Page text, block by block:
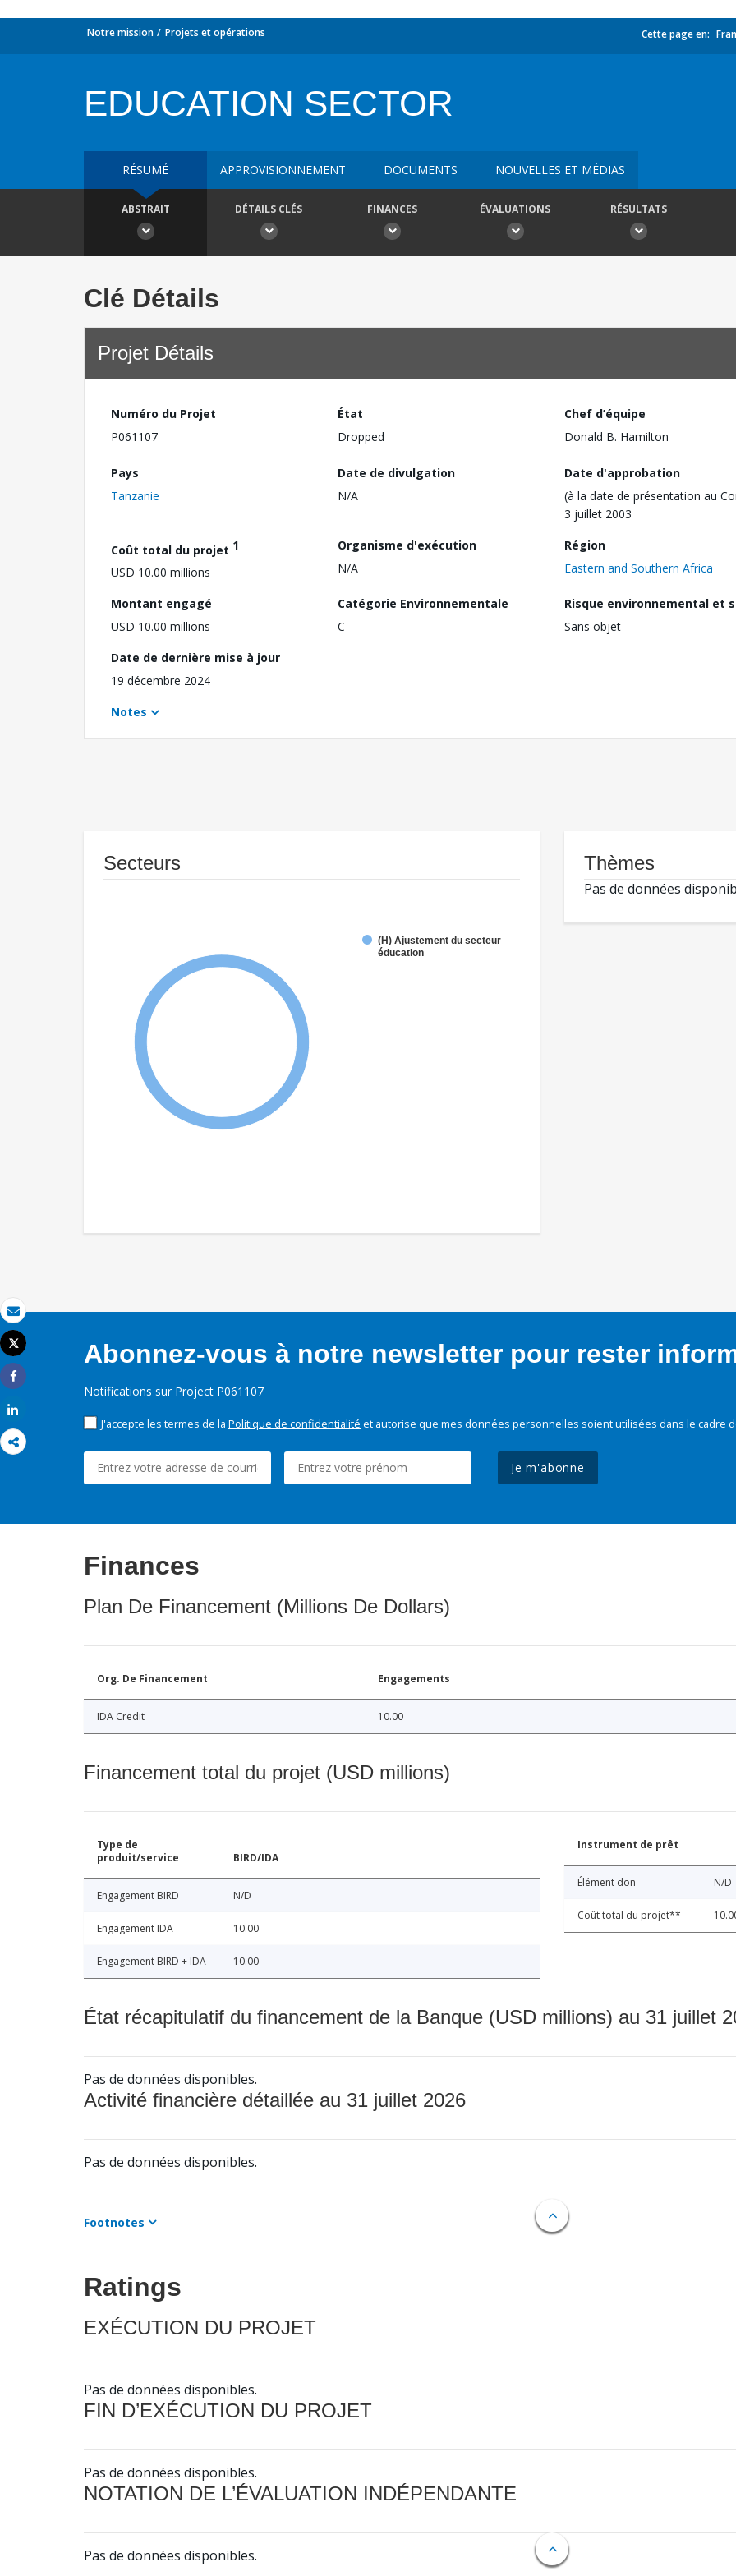
Email
Imprimer
Tweet
Share
Notre mission Projets et opérations Cette page en:
EDUCATION SECTOR
RÉSUMÉ APPROVISIONNEMENT DOCUMENTS NOUVELLES ET MÉDIAS
ABSTRAIT DÉTAILS CLÉS FINANCES ÉVALUATIONS RÉSULTATS
Clé Détails
Projet Détails
Numéro du Projet
P061107
État
Dropped
Chef d’équipe
Donald B. Hamilton
Pays
Tanzanie
Date de divulgation
N/A
Date d'approbation
(à la date de présentation au
3 juillet 2003
Coût total du projet 1
USD 10.00 millions
Organisme d'exécution
N/A
Région
Eastern and Southern Africa
Montant engagé
USD 10.00 millions
Catégorie Environnementale
C
Risque environnemental et
Sans objet
Date de dernière mise à jour
19 décembre 2024
Notes
Secteurs
(H) Ajustement du secteur
éducation
Thèmes
Pas de données
Abonnez-vous à notre newsletter pour rester
Notifications sur Project P061107
J'accepte les termes de la Politique de confidentialité et autorise que mes données personnelles soient utilisées dans le cadre
Je m'abonne
Finances
Plan De Financement (Millions De Dollars)
Org. De Financement Engagements
IDA Credit 10.00
Financement total du projet (USD millions)
Type de
produit/service
BIRD/IDA
Engagement BIRD N/D
Engagement IDA 10.00
Engagement BIRD + IDA 10.00
Instrument de prêt
Élément don N/D
Coût total du projet**
État récapitulatif du financement de la Banque (USD millions) au 31 juillet
Pas de données disponibles.
Activité financière détaillée au 31 juillet 2026
Pas de données disponibles.
Footnotes
Ratings
EXÉCUTION DU PROJET
Pas de données disponibles.
FIN D’EXÉCUTION DU PROJET
Pas de données disponibles.
NOTATION DE L’ÉVALUATION INDÉPENDANTE
Pas de données disponibles.